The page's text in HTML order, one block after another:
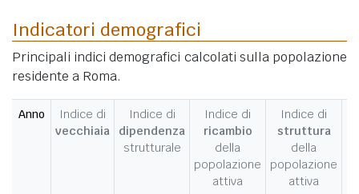
Indicatori demografici
Principali indici demografici calcolati sulla popolazione
residente a Roma.
Anno
Indice di
vecchiaia
Indice di
dipendenza
strutturale
Indice di
ricambio
della
popolazione
attiva
Indice di
struttura
della
popolazione
attiva